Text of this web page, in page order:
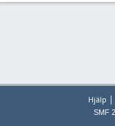
Hjälp |
SMF